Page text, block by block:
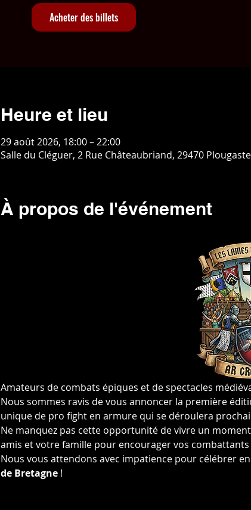
Acheter des billets
Heure et lieu
29 août 2026, 18:00 – 22:00
Salle du Cléguer, 2 Rue Châteaubriand, 29470
À propos de l'événement
Amateurs de combats épiques et de spectacles
Nous sommes ravis de vous annoncer la première
unique de pro fight en armure qui se déroulera
Ne manquez pas cette opportunité de vivre un
amis et votre famille pour encourager vos
Nous vous attendons avec impatience pour célébrer
de Bretagne !